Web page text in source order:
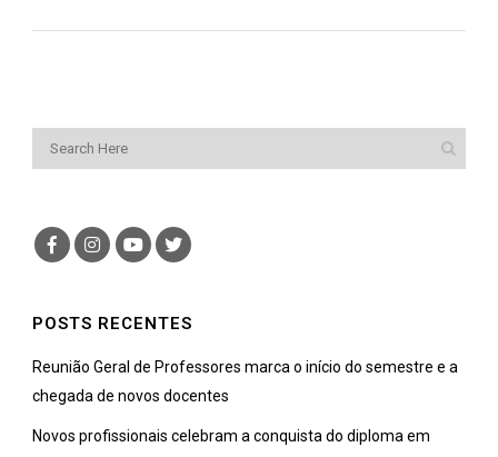
POSTS RECENTES
Reunião Geral de Professores marca o início do semestre e a
chegada de novos docentes
Novos profissionais celebram a conquista do diploma em